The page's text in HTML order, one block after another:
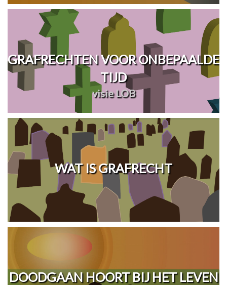
GRAFRECHTEN VOOR ONBEPAALDE
TIJD
visie LOB
WAT IS GRAFRECHT
DOODGAAN HOORT BIJ HET LEVEN